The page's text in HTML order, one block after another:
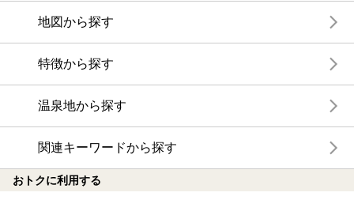
地図から探す
特徴から探す
温泉地から探す
関連キーワードから探す
おトクに利用する